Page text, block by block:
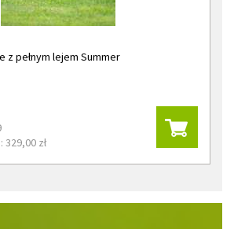
z pełnym lejem Summer
329,00 zł